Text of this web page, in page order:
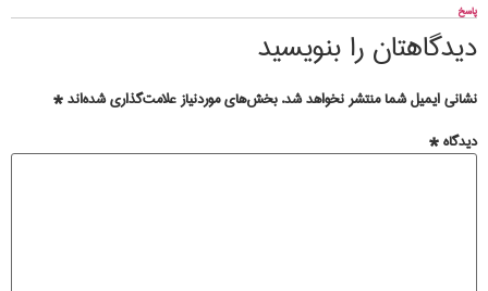
پاسخ
دیدگاهتان را بنویسید
نشانی ایمیل شما منتشر نخواهد شد. بخش‌های موردنیاز علامت‌گذاری شده‌اند*
دیدگاه*